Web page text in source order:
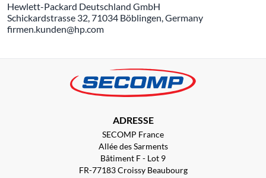
Hewlett-Packard Deutschland GmbH
Schickardstrasse 32, 71034 Böblingen, Germany
firmen.kunden@hp.com
ADRESSE
SECOMP France
Allée des Sarments
Bâtiment F - Lot 9
FR-77183 Croissy Beaubourg